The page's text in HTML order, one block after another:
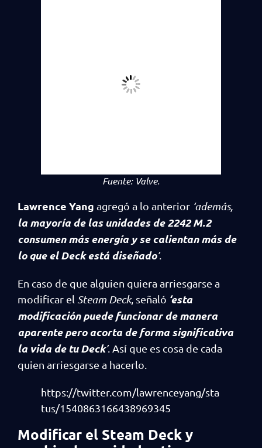
Fuente: Valve.
Lawrence Yang agregó a lo anterior ‘además,
la mayoría de las unidades de 2242 M.2
consumen más energía y se calientan más de
lo que el Deck está diseñado’.
En caso de que alguien quiera arriesgarse a
modificar el Steam Deck, señaló ‘esta
modificación puede funcionar de manera
aparente pero acorta de forma significativa
la vida de tu Deck’. Así que es cosa de cada
quien arriesgarse a hacerlo.
https://twitter.com/lawrenceyang/sta
tus/1540863166438969345
Modificar el Steam Deck y